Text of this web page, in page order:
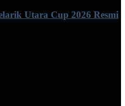
Utara Cup 2026 Resmi